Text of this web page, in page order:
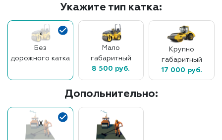
Укажите тип катка:
Без
дорожного катка
Мало
габаритный
8 500 руб.
Крупно
габаритный
17 000 руб.
Допольнительно: